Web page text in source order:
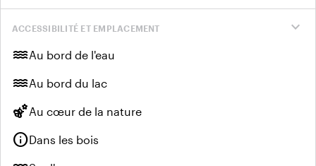
expand_more
ACCESSIBILITÉ ET EMPLACEMENT
waterAu bord de l'eau
waterAu bord du lac
emoji_natureAu cœur de la nature
infoDans les bois